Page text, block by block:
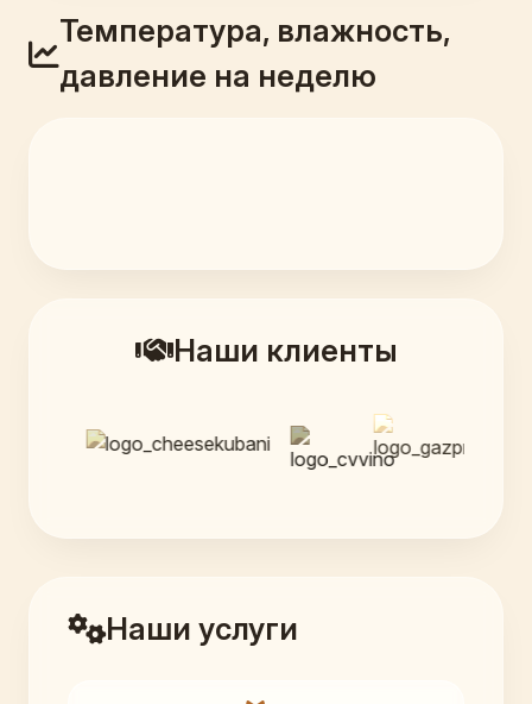
Температура, влажность,
давление на неделю
Наши клиенты
Наши услуги